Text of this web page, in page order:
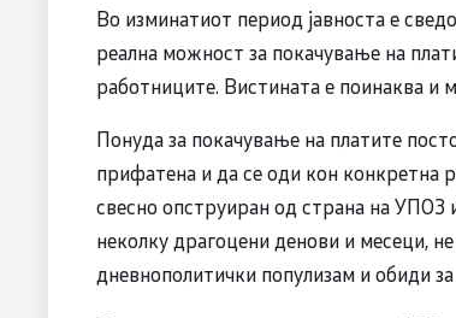
Во изминатиот период јавноста е
реална можност за покачување на
работниците. Вистината е поинаква и
Понуда за покачување на платите
прифатена и да се оди кон конкретна
свесно опструиран од страна на
неколку драгоцени денови и месеци,
дневнополитички популизам и обиди